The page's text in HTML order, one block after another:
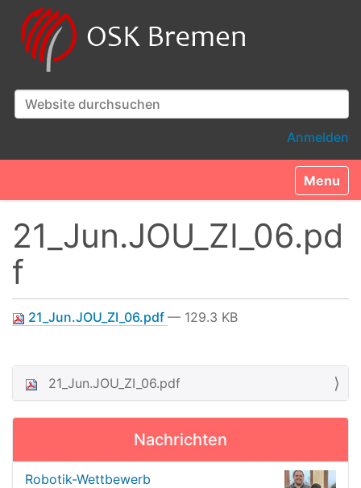
Website durchsuchen
Anmelden
Toggle
21_Jun.JOU_ZI_06.pd
f
21_Jun.JOU_ZI_06.pdf — 129.3 KB
N
g
21_Jun.JOU_ZI_06.pdf
Nachrichten
Robotik-Wettbewerb